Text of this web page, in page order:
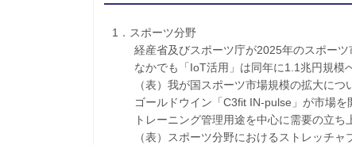
1．スポーツ分野
経産省及びスポーツ庁が2025年のスポーツ
なかでも「IoT活用」は同年に1.1兆円規模
（表）我が国スポーツ市場規模の拡大につい
ゴールドウイン「C3fit IN-pulse」が市場を
トレーニング管理用途を中心に需要の立ち
（表）スポーツ分野におけるストレッチャ